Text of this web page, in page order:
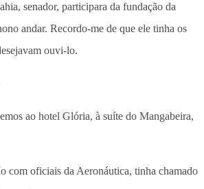
senador, participara da fundação da
andar. Recordo-me de que ele tinha os
ouvi-lo.
ao hotel Glória, à suíte do Mangabeira,
com oficiais da Aeronáutica, tinha chamado